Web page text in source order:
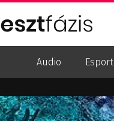
Audio Esport